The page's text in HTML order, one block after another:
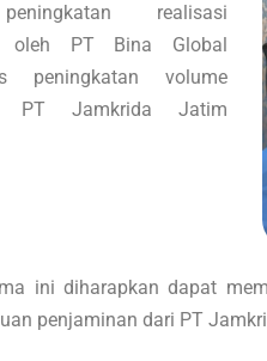
realisasi
oleh PT Bina Global
peningkatan volume
PT Jamkrida Jatim
ini diharapkan dapat
penjaminan dari PT